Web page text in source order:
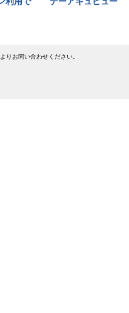
よりお問い合わせください。